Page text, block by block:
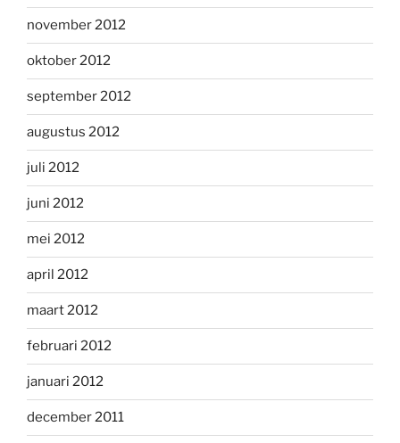
november 2012
oktober 2012
september 2012
augustus 2012
juli 2012
juni 2012
mei 2012
april 2012
maart 2012
februari 2012
januari 2012
december 2011